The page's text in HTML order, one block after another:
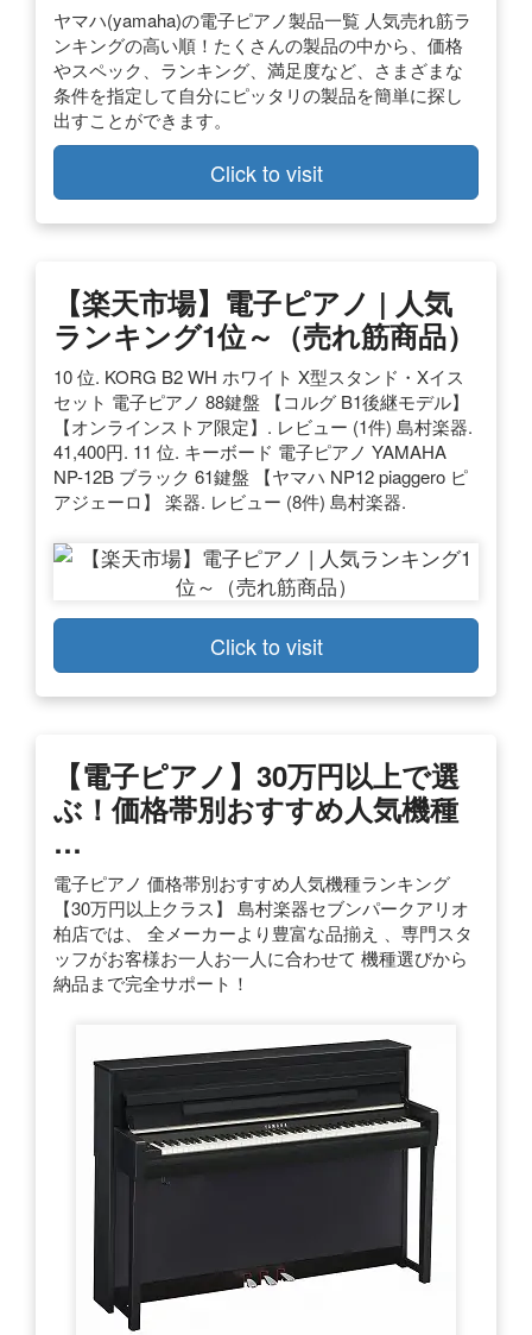
ヤマハ(yamaha)の電子ピアノ製品一覧 人気売れ筋ラ
ンキングの高い順！たくさんの製品の中から、価格
やスペック、ランキング、満足度など、さまざまな
条件を指定して自分にピッタリの製品を簡単に探し
出すことができます。
Click to visit
【楽天市場】電子ピアノ | 人気
ランキング1位～（売れ筋商品）
10 位. KORG B2 WH ホワイト X型スタンド・Xイス
セット 電子ピアノ 88鍵盤 【コルグ B1後継モデル】
【オンラインストア限定】. レビュー (1件) 島村楽器.
41,400円. 11 位. キーボード 電子ピアノ YAMAHA
NP-12B ブラック 61鍵盤 【ヤマハ NP12 piaggero ピ
アジェーロ】 楽器. レビュー (8件) 島村楽器.
Click to visit
【電子ピアノ】30万円以上で選
ぶ！価格帯別おすすめ人気機種
…
電子ピアノ 価格帯別おすすめ人気機種ランキング
【30万円以上クラス】 島村楽器セブンパークアリオ
柏店では、 全メーカーより豊富な品揃え 、専門スタ
ッフがお客様お一人お一人に合わせて 機種選びから
納品まで完全サポート！